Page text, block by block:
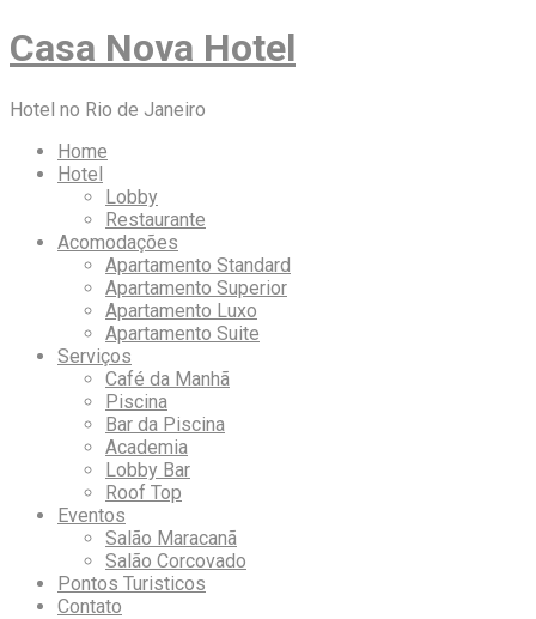
Casa Nova Hotel
Hotel no Rio de Janeiro
Home
Hotel
Lobby
Restaurante
Acomodações
Apartamento Standard
Apartamento Superior
Apartamento Luxo
Apartamento Suite
Serviços
Café da Manhã
Piscina
Bar da Piscina
Academia
Lobby Bar
Roof Top
Eventos
Salão Maracanã
Salão Corcovado
Pontos Turisticos
Contato